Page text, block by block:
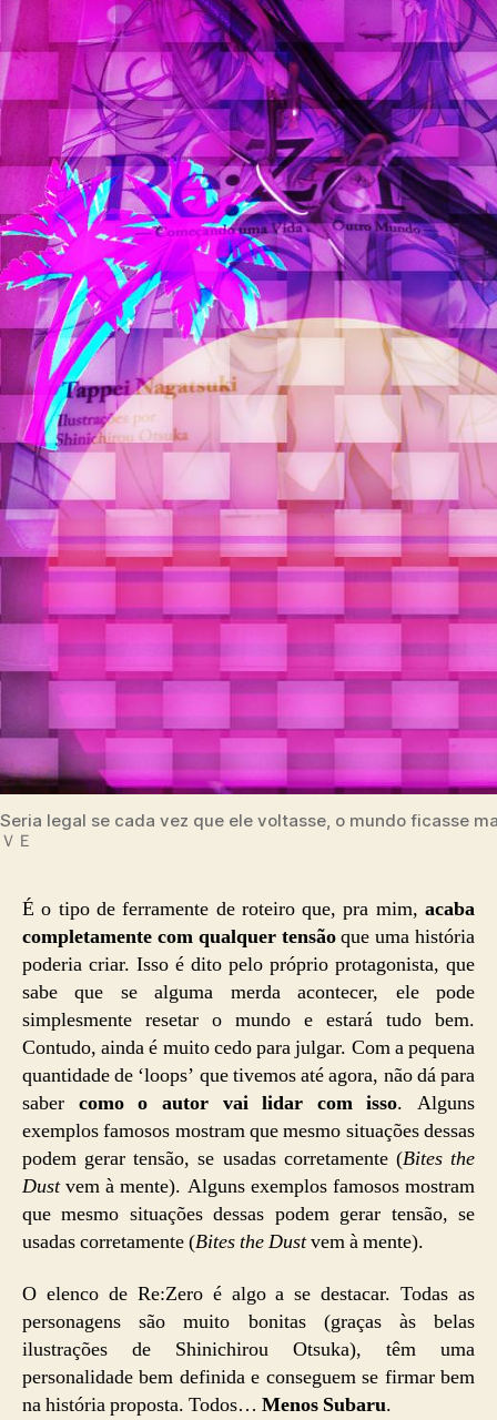
Seria legal se cada vez que ele voltasse, o mundo ficasse
ＶＥ
É o tipo de ferramente de roteiro que, pra mim, acaba
completamente com qualquer tensãoque uma história
poderia criar. Isso é dito pelo próprio protagonista, que
sabe que se alguma merda acontecer, ele pode
simplesmente resetar o mundo e estará tudo bem.
Contudo, ainda é muito cedo para julgar. Com a pequena
quantidade de ‘loops’ que tivemos até agora, não dá para
saber como o autor vai lidar com isso. Alguns
exemplos famosos mostram que mesmo situações dessas
podem gerar tensão, se usadas corretamente (Bites the
Dustvem à mente). Alguns exemplos famosos mostram
que mesmo situações dessas podem gerar tensão, se
usadas corretamente (Bites the Dustvem à mente).
O elenco de Re:Zero é algo a se destacar. Todas as
personagens são muito bonitas (graças às belas
ilustrações de Shinichirou Otsuka), têm uma
personalidade bem definida e conseguem se firmar bem
na história proposta. Todos… Menos Subaru.